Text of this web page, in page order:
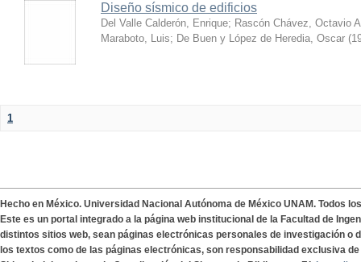
Diseño sísmico de edificios
Del Valle Calderón, Enrique; Rascón Chávez, Octavio
Maraboto, Luis; De Buen y López de Heredia, Oscar (
1
Hecho en México. Universidad Nacional Autónoma de México UNAM. Todos
Este es un portal integrado a la página web institucional de la Facultad de
distintos sitios web, sean páginas electrónicas personales de investigación o
los textos como de las páginas electrónicas, son responsabilidad exclusiva